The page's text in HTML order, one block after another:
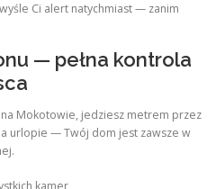
Ci alert natychmiast — zanim
— pełna kontrola
Mokotowie, jedziesz metrem przez
urlopie — Twój dom jest zawsze w
kamer